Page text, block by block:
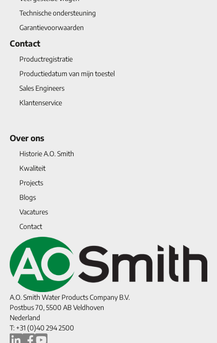
Technische ondersteuning
Garantievoorwaarden
Contact
Productregistratie
Productiedatum van mijn toestel
Sales Engineers
Klantenservice
Over ons
Historie A.O. Smith
Kwaliteit
Projects
Blogs
Vacatures
Contact
A.O. Smith Water Products Company B.V.
Postbus 70, 5500 AB Veldhoven
Nederland
T: +31 (0)40 294 2500